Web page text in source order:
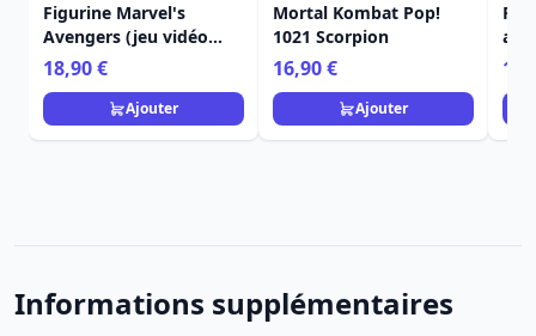
Figurine Marvel's
Avengers (jeu vidéo
2020) POP! 626 Marvel
Vinyle Iron Man 9 cm
18,90 €
Ajouter
Mortal Kombat Pop!
1021 Scorpion
16,90 €
Ajouter
Informations supplémentaires